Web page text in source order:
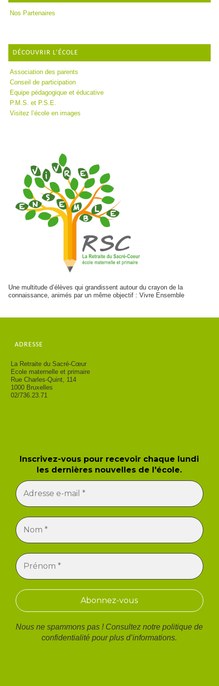
Nos Partenaires
DÉCOUVRIR L’ÉCOLE
Association des parents
Conseil de participation
Equipe pédagogique et éducative
P.M.S. et P.S.E.
Visitez l’école en images
Une multitude d’élèves qui grandissent autour du crayon de la
connaissance, animés par un même objectif : Vivre Ensemble
ADRESSE
La Retraite du Sacré-Cœur
Ecole maternelle et primaire
Rue Charles-Quint, 114
1000 Bruxelles
02/736.23.71
Inscrivez-vous pour recevoir chaque lundi
les dernières nouvelles de l'école.
Nous ne spammons pas ! Consultez notrepolitique de
confidentialité pour plus d’informations.